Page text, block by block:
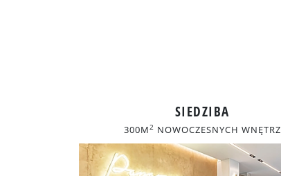
SIEDZIBA
300M2 NOWOCZESNYCH WNĘTRZ